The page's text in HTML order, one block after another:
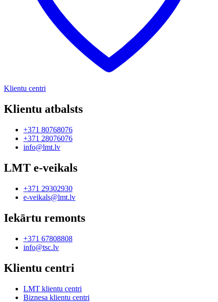
Klientu centri
Klientu atbalsts
+371 80768076
+371 28076076
info@lmt.lv
LMT e-veikals
+371 29302930
e-veikals@lmt.lv
Iekārtu remonts
+371 67808808
info@tsc.lv
Klientu centri
LMT klientu centri
Biznesa klientu centri